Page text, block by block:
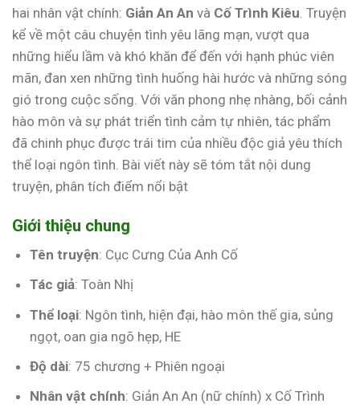
hai nhân vật chính: Giản An An và Cố Trình Kiêu . Truyện
kể về một câu chuyện tình yêu lãng mạn, vượt qua
những hiểu lầm và khó khăn để đến với hạnh phúc viên
mãn, đan xen những tình huống hài hước và những sóng
gió trong cuộc sống. Với văn phong nhẹ nhàng, bối cảnh
hào môn và sự phát triển tình cảm tự nhiên, tác phẩm
đã chinh phục được trái tim của nhiều độc giả yêu thích
thể loại ngôn tình. Bài viết này sẽ tóm tắt nội dung
truyện, phân tích điểm nổi bật
Giới thiệu chung
Tên truyện: Cục Cưng Của Anh Cố
Tác giả: Toàn Nhị
Thể loại: Ngôn tình, hiện đại, hào môn thế gia, sủng
ngọt, oan gia ngõ hẹp, HE
Độ dài: 75 chương + Phiên ngoại
Nhân vật chính: Giản An An (nữ chính) x Cố Trình